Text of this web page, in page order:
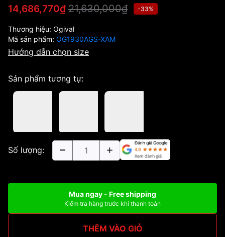
14,686,770₫ 21,630,000₫ -33%
Thương hiệu: Ogival
Mã sản phẩm: OG1930AGS-XAM
Hướng dẫn chọn size
Sản phẩm tương tự:
Số lượng:
Mua ngay - Free shipping
Kiểm tra hàng trước khi thanh toán
THÊM VÀO GIỎ